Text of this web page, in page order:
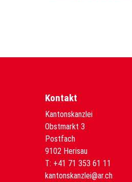
Kontakt
Kantonskanzlei
Obstmarkt 3
Postfach
9102 Herisau
T: +41 71 353 61 11
kantonskanzlei@ar.ch